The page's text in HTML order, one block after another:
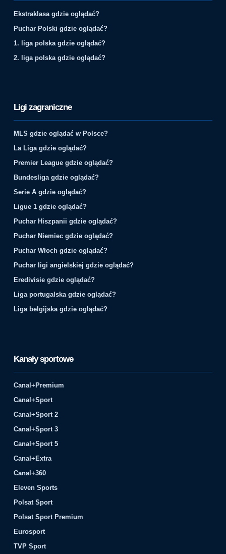
Ekstraklasa gdzie oglądać?
Puchar Polski gdzie oglądać?
1. liga polska gdzie oglądać?
2. liga polska gdzie oglądać?
Ligi zagraniczne
MLS gdzie oglądać w Polsce?
La Liga gdzie oglądać?
Premier League gdzie oglądać?
Bundesliga gdzie oglądać?
Serie A gdzie oglądać?
Ligue 1 gdzie oglądać?
Puchar Hiszpanii gdzie oglądać?
Puchar Niemiec gdzie oglądać?
Puchar Włoch gdzie oglądać?
Puchar ligi angielskiej gdzie oglądać?
Eredivisie gdzie oglądać?
Liga portugalska gdzie oglądać?
Liga belgijska gdzie oglądać?
Kanały sportowe
Canal+Premium
Canal+Sport
Canal+Sport 2
Canal+Sport 3
Canal+Sport 5
Canal+Extra
Canal+360
Eleven Sports
Polsat Sport
Polsat Sport Premium
Eurosport
TVP Sport